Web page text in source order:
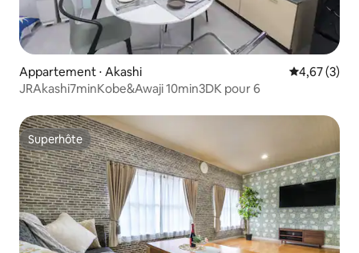
Appartement ⋅ Akashi Évaluation
4,67 (3)
JRAkashi7minKobe&Awaji 10min3DK pour 6
Superhôte
Superhôte